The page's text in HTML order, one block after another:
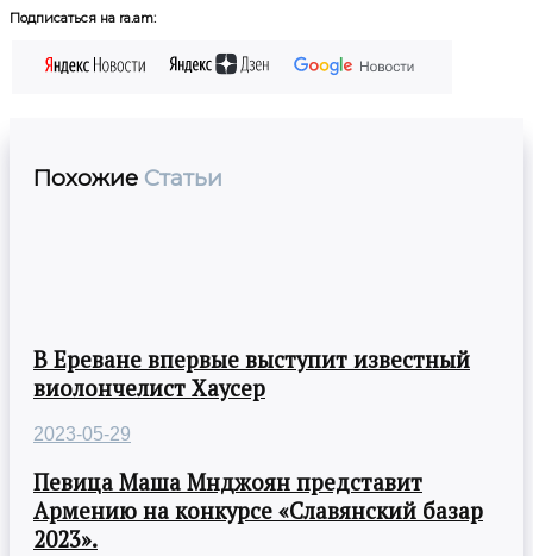
Подписаться на ra.am:
Похожие Статьи
В Ереване впервые выступит известный
виолончелист Хаусер
2023-05-29
Певица Маша Мнджоян представит
Армению на конкурсе «Славянский базар
2023».